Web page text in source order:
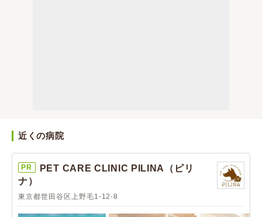
近くの病院
PR
PET CARE CLINIC PILINA（ピリ
ナ）
東京都世田谷区上野毛1-12-8